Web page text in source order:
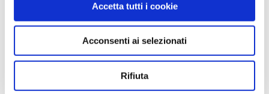
Accetta tutti i cookie
Acconsenti ai selezionati
Rifiuta